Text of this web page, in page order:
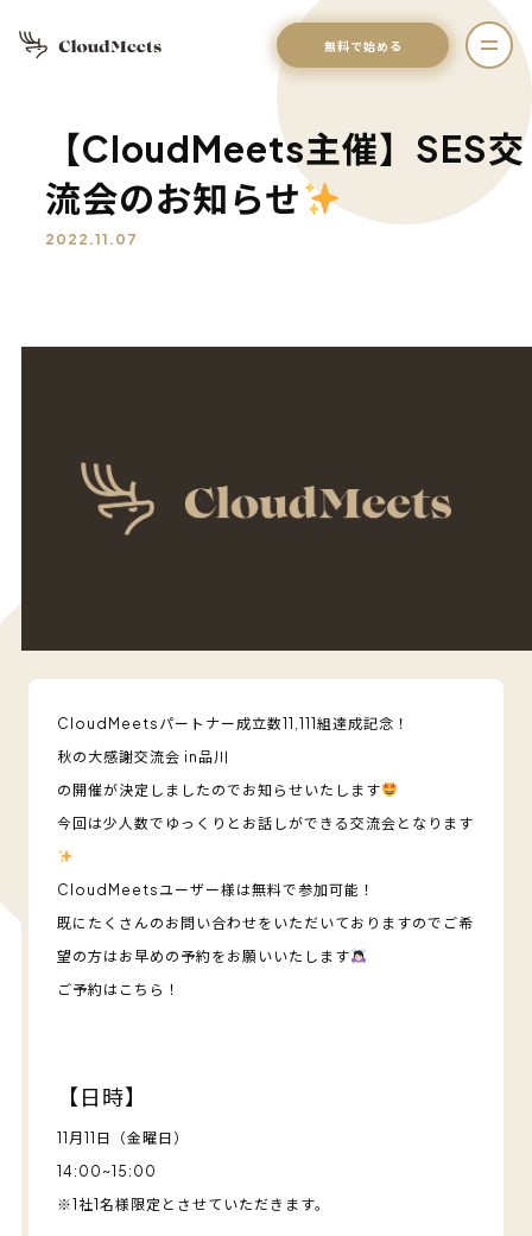
無料で始める
【CloudMeets主催】SES交
流会のお知らせ
2022.11.07
CloudMeetsパートナー成立数11,111組達成記念！
秋の大感謝交流会 in品川
の開催が決定しましたのでお知らせいたします
今回は少人数でゆっくりとお話しができる交流会となります
CloudMeetsユーザー様は無料で参加可能！
既にたくさんのお問い合わせをいただいておりますのでご希
望の方はお早めの予約をお願いいたします
ご予約はこちら！
【日時】
11月11日（金曜日）
14:00~15:00
※1社1名様限定とさせていただきます。